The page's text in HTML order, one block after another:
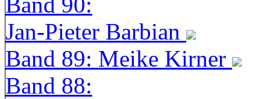
Jan-Pieter Barbian
Band 89: Meike Kirner
Band 88: